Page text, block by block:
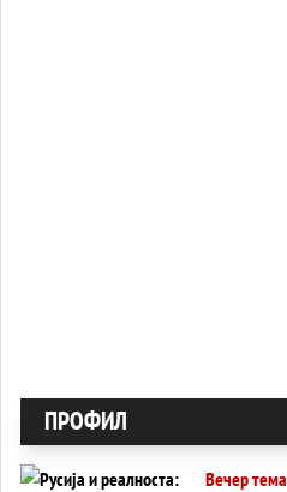
ПРОФИЛ
Вечер тема